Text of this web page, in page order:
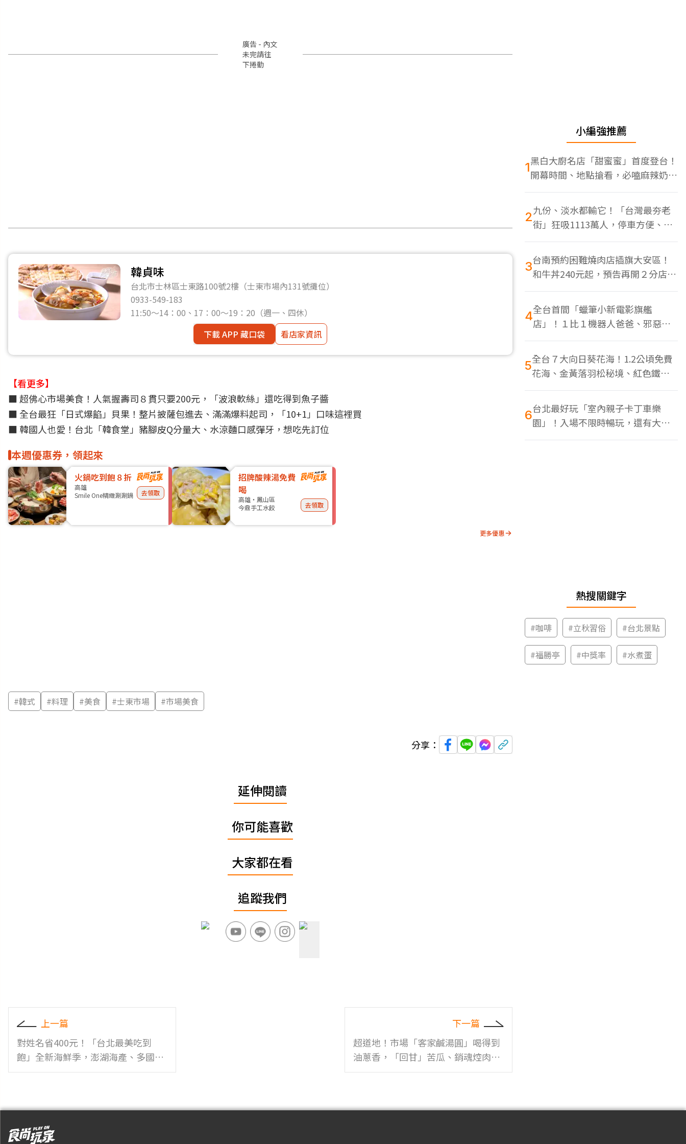
廣告 - 內文
未完請往
下捲動
韓貞味
台北市士林區士東路100號2樓（士東市場內131號攤位）
0933-549-183
11:50～14：00、17：00～19：20（週一、四休）
下載 APP 藏口袋
看店家資訊
【看更多】
■超佛心市場美食！人氣握壽司８貫只要200元，「波浪軟絲」還吃得到魚子醬
■ 全台最狂「日式爆餡」貝果！整片披薩包進去、滿滿爆料起司，「10+1」口味這裡買
■韓國人也愛！台北「韓食堂」豬腳皮Q分量大、水涼麵口感彈牙，想吃先訂位
本週優惠券，領起來
火鍋吃到飽８折
高雄
Smile One精緻涮涮鍋
去領取
招牌酸辣湯免費
喝
高雄・鳳山區
今鼎手工水餃
去領取
更多優惠
#韓式 #料理 #美食 #士東市場 #市場美食
分享：
延伸閱讀
你可能喜歡
大家都在看
追蹤我們
上一篇
對姓名省400元！「台北最美吃到
飽」全新海鮮季，澎湖海產、多國料
理無限吃
下一篇
超道地！市場「客家鹹湯圓」喝得到
油蔥香，「回甘」苦瓜、銷魂焢肉也
必點
小編強推薦
1黑白大廚名店「甜蜜蜜」首度登台！
開幕時間、地點搶看，必嗑麻辣奶油
蝦
2九份、淡水都輸它！「台灣最夯老
街」狂吸1113萬人，停車方便、特
色美食多
3台南預約困難燒肉店插旗大安區！
和牛丼240元起，預告再開２分店、
地點曝光
4全台首間「蠟筆小新電影旗艦
店」！１比１機器人爸爸、邪惡正
男，百款周邊買翻
5全台７大向日葵花海！1.2公頃免費
花海、金黃落羽松秘境、紅色鐵橋
同框
6台北最好玩「室內親子卡丁車樂
園」！入場不限時暢玩，還有大螢
幕Switch遊戲區
熱搜關鍵字
#咖啡 #立秋習俗 #台北景點
#福勝亭 #中獎率 #水煮蛋